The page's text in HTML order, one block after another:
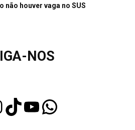
não houver vaga no SUS
NOS
TikTok Youtube WhatsApp